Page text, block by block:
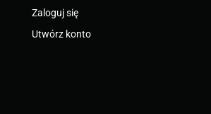
Zaloguj się
Utwórz konto